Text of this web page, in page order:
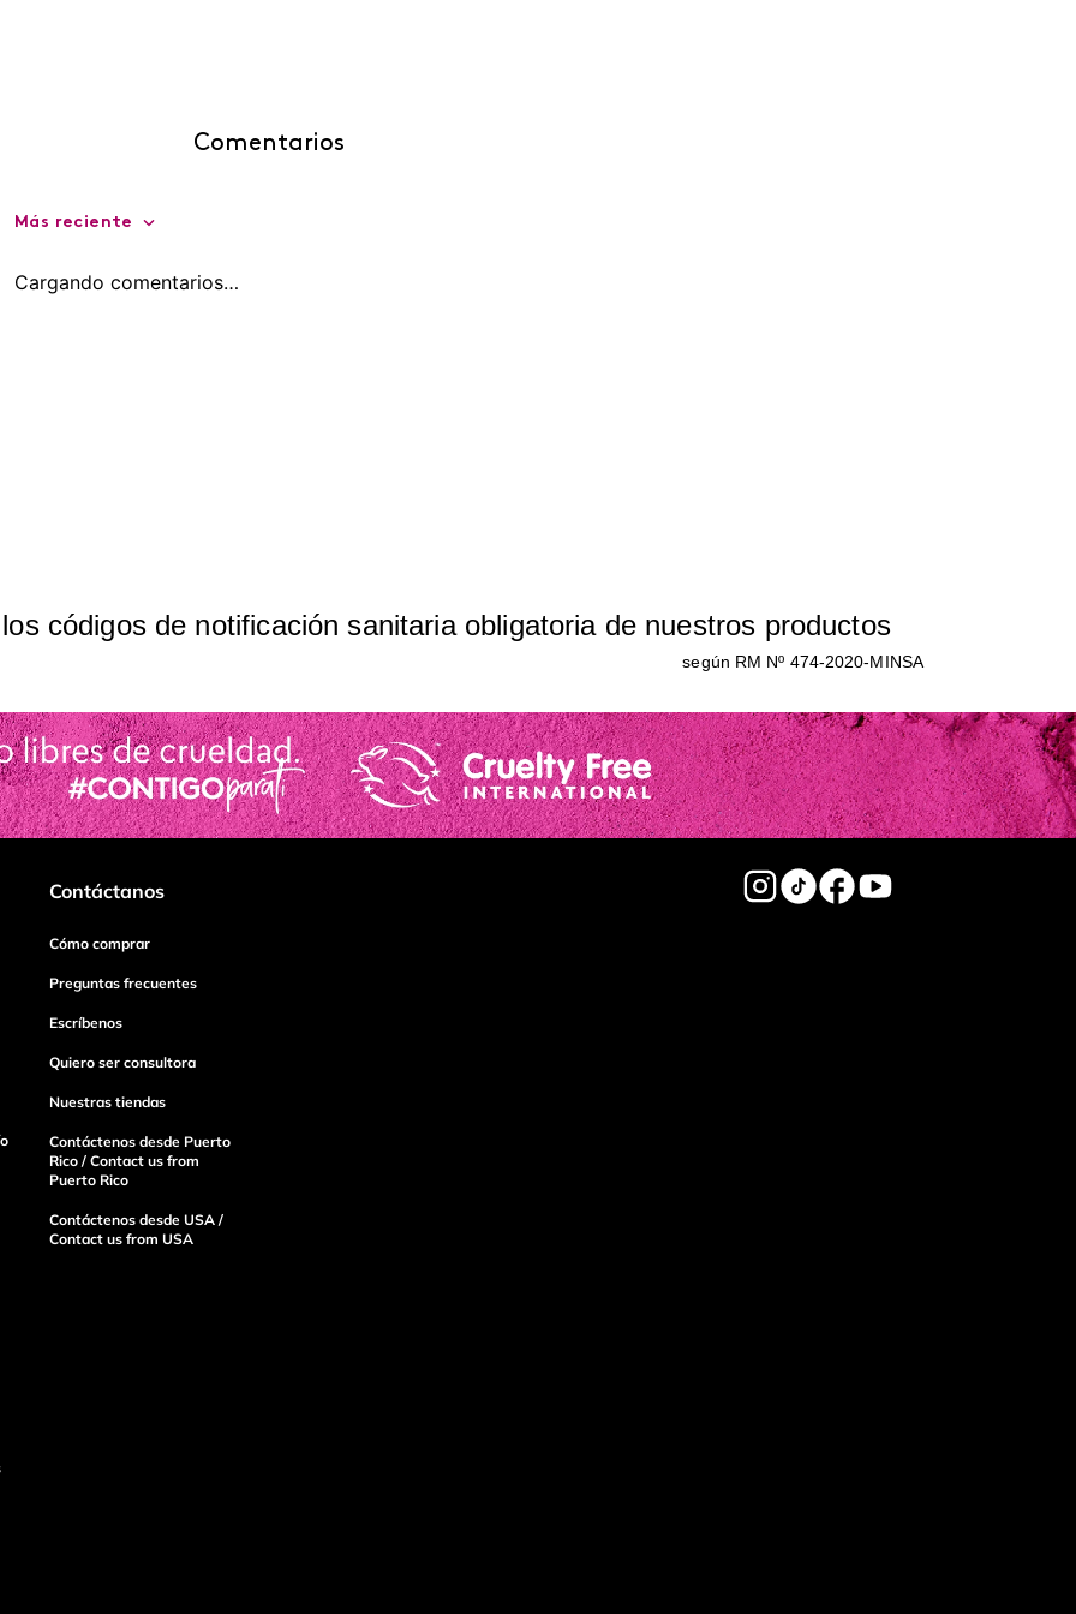
Comentarios
Más reciente
Cargando comentarios…
códigos de notificación sanitaria obligatoria de nuestros productos
según RM Nº 474-2020-MINSA
Contáctanos
Cómo comprar
Preguntas frecuentes
Escríbenos
Quiero ser consultora
Nuestras tiendas
Contáctenos desde Puerto
Rico / Contact us from
Puerto Rico
Contáctenos desde USA /
Contact us from USA